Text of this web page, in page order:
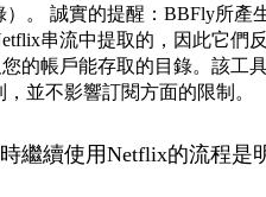
。 誠實的提醒：BBFly所產
串流中提取的，因此它們
的帳戶能存取的目錄。該工
並不影響訂閱方面的限制。
繼續使用Netflix的流程是